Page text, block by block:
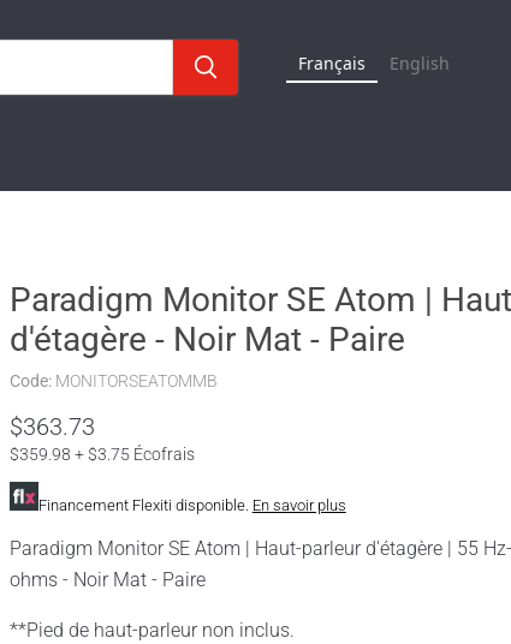
Français English
Paradigm Monitor SE Atom |
d'étagère - Noir Mat - Paire
Code: MONITORSEATOMMB
Prix actuel
$363.73
$359.98 + $3.75 Écofrais
Financement Flexiti disponible. En savoir plus
Paradigm Monitor SE Atom | Haut-parleur d'étagère | 55
ohms - Noir Mat - Paire
**Pied de haut-parleur non inclus.